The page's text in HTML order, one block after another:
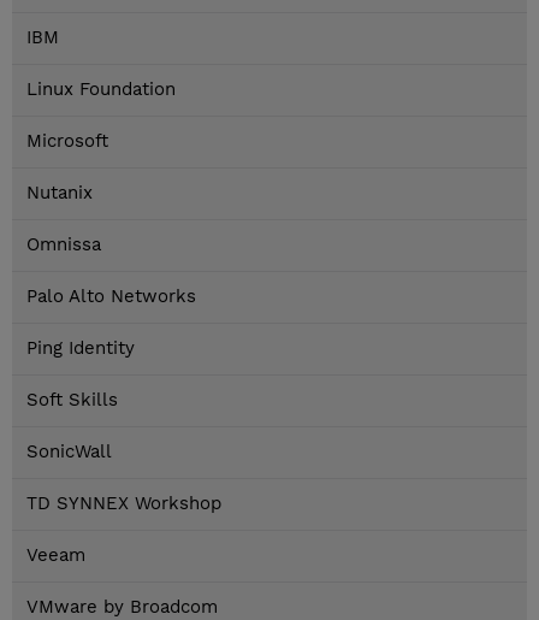
IBM
Linux Foundation
Microsoft
Nutanix
Omnissa
Palo Alto Networks
Ping Identity
Soft Skills
SonicWall
TD SYNNEX Workshop
Veeam
VMware by Broadcom